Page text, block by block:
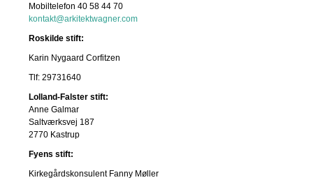
Mobiltelefon 40 58 44 70
kontakt@arkitektwagner.com
Roskilde stift:
Karin Nygaard Corfitzen
Tlf: 29731640
Lolland-Falster stift:
Anne Galmar
Saltværksvej 187
2770 Kastrup
Fyens stift:
Kirkegårdskonsulent Fanny Møller